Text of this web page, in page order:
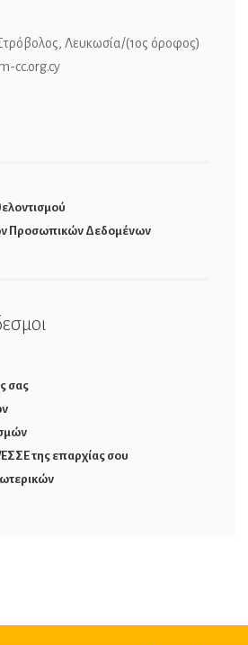
Λευκωσία/(1ος όροφος)
cc.org.cy
Προσωπικών Δεδομένων
σας
της επαρχίας σου